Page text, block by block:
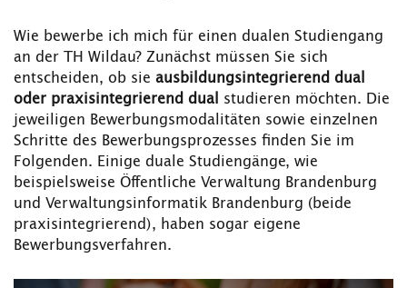
Wie bewerbe ich mich für einen dualen Studiengang
an der TH Wildau? Zunächst müssen Sie sich
entscheiden, ob sie ausbildungsintegrierend dual
oder praxisintegrierend dual
studieren möchten. Die
jeweiligen Bewerbungsmodalitäten sowie einzelnen
Schritte des Bewerbungsprozesses finden Sie im
Folgenden. Einige duale Studiengänge, wie
beispielsweise Öffentliche Verwaltung Brandenburg
und Verwaltungsinformatik Brandenburg (beide
praxisintegrierend), haben sogar eigene
Bewerbungsverfahren.